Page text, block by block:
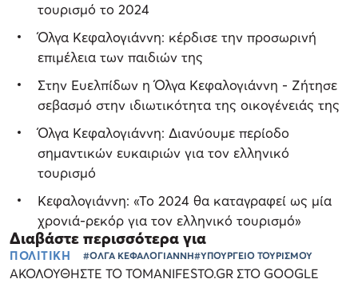
τουρισμό το 2024
Όλγα Κεφαλογιάννη: κέρδισε την προσωρινή
επιμέλεια των παιδιών της
Στην Ευελπίδων η Όλγα Κεφαλογιάννη - Ζήτησε
σεβασμό στην ιδιωτικότητα της οικογένειάς της
Όλγα Κεφαλογιάννη: Διανύουμε περίοδο
σημαντικών ευκαιριών για τον ελληνικό
τουρισμό
Κεφαλογιάννη: «Το 2024 θα καταγραφεί ως μία
χρονιά-ρεκόρ για τον ελληνικό τουρισμό»
Διαβάστε περισσότερα για
ΠΟΛΙΤΙΚΗ #ΟΛΓΑ ΚΕΦΑΛΟΓΙΑΝΝΗ#ΥΠΟΥΡΓΕΙΟ ΤΟΥΡΙΣΜΟΥ
ΑΚΟΛΟΥΘΗΣΤΕ ΤΟ TOMANIFESTO.GR ΣΤΟ GOOGLE